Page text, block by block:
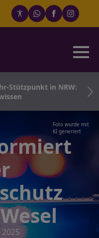
Stützpunkt in NRW:
Foto wurde mit
KI generiert